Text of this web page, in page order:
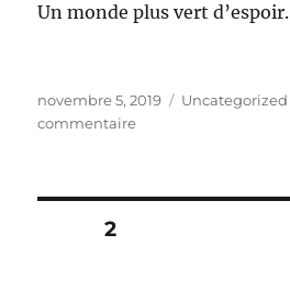
Un monde plus vert d’espoir.
Publié
le
novembre 5, 2019 Catégories
Uncategorized
commentairesur
Pagination
PAGE2